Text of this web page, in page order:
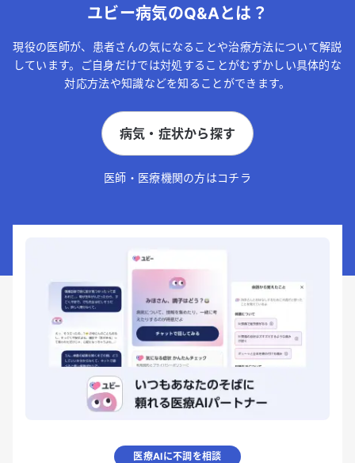
ユビー病気のQ&Aとは？
現役の医師が、患者さんの気になることや治療方法について解説
しています。ご自身だけでは対処することがむずかしい具体的な
対応方法や知識などを知ることができます。
病気・症状から探す
医師・医療機関の方はコチラ
医療AIに不調を相談